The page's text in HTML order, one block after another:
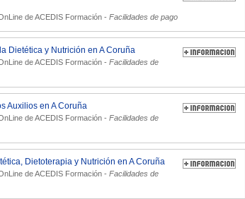
deACEDIS Formación - Facilidades de pago
Dietética y Nutrición en A Coruña
deACEDIS Formación - Facilidades de
Auxilios en A Coruña
deACEDIS Formación - Facilidades de
Dietoterapia y Nutrición en A Coruña
deACEDIS Formación - Facilidades de